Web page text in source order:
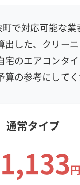
ルギー対策
ハウスダス
チャイズ
引 初回割引
定期メ
で対応可能な業
出した、クリー
宅のエアコンタ
の参考にしてく
通常タイプ
円